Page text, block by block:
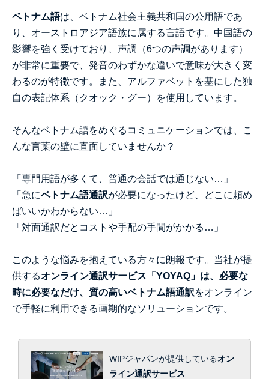
ベトナム語は、ベトナム社会主義共和国の公用語であ
り、オーストロアジア語族に属する言語です。中国語の
影響を強く受けており、声調（6つの声調があります）
が非常に重要で、発音のわずかな違いで意味が大きく変
わるのが特徴です。また、アルファベットを基にした独
自の表記体系（クオック・グー）を使用しています。
そんなベトナム語をめぐるコミュニケーションでは、こ
んな言葉の壁に直面していませんか？
「専門用語が多くて、普通の会話では通じない…」
「急にベトナム語通訳が必要になったけど、どこに頼め
ばいいかわからない…」
「対面通訳だとコストや手配の手間がかかる…」
このような悩みを抱えている方々に朗報です。当社が提
供するオンライン通訳サービス「YOYAQ」は、必要な
時に必要なだけ、質の高いベトナム語通訳をオンライン
で手軽に利用できる画期的なソリューションです。
WIPジャパンが提供しているオン
ライン通訳サービス